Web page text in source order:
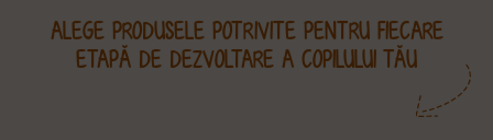
ALEGE PRODUSELE POTRIVITE PENTRU FIECARE
ETAPĂ DE DEZVOLTARE A COPILULUI TĂU